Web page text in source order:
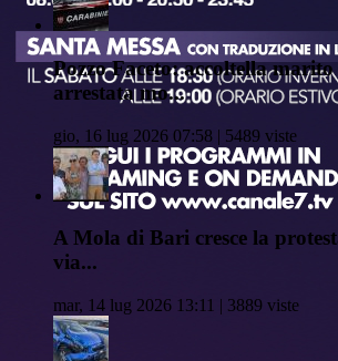
Pozzo Faceto: accoltella marito
arrestata mo...
gio, 16 lug 2026 07:58 | 5489 viste
A Mola di Bari cresce la
via...
mar, 14 lug 2026 13:11 | 3889 viste